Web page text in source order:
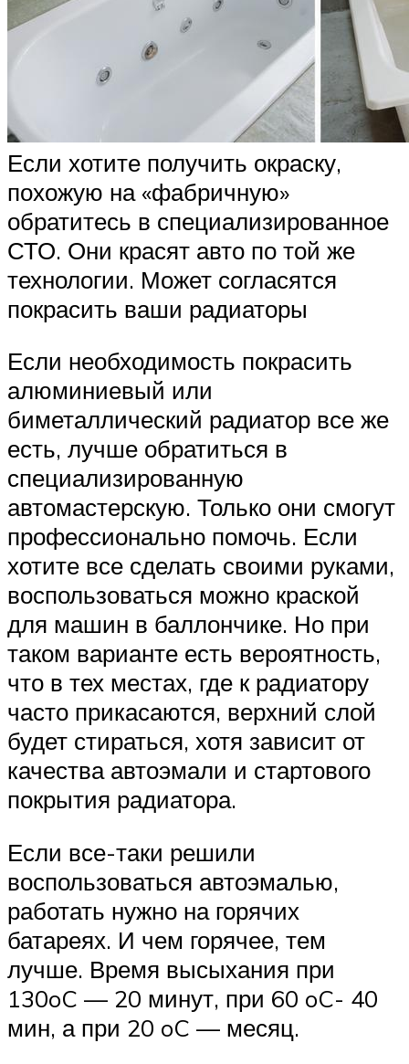
Если хотите получить окраску,
похожую на «фабричную»
обратитесь в специализированное
СТО. Они красят авто по той же
технологии. Может согласятся
покрасить ваши радиаторы
Если необходимость покрасить
алюминиевый или
биметаллический радиатор все же
есть, лучше обратиться в
специализированную
автомастерскую. Только они смогут
профессионально помочь. Если
хотите все сделать своими руками,
воспользоваться можно краской
для машин в баллончике. Но при
таком варианте есть вероятность,
что в тех местах, где к радиатору
часто прикасаются, верхний слой
будет стираться, хотя зависит от
качества автоэмали и стартового
покрытия радиатора.
Если все-таки решили
воспользоваться автоэмалью,
работать нужно на горячих
батареях. И чем горячее, тем
лучше. Время высыхания при
130oC — 20 минут, при 60 oC- 40
мин, а при 20 oC — месяц.